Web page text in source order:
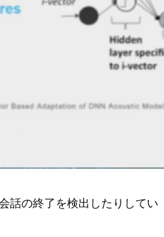
話の終了を検出したりしてい